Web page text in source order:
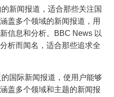
新闻报道，适合那些关注国
盖多个领域的新闻报道，用
信息和分析。BBC News 以
析而闻名，适合那些追求全
国际新闻报道，使用户能够
盖多个领域和主题的新闻报